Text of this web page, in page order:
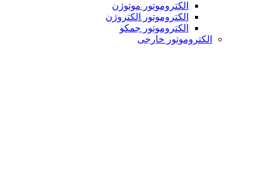
الکتروموتور موتوژن
الکتروموتور الکتروژن
الکتروموتور جمکو
الکتروموتور خارجی